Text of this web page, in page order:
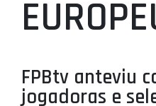
ÁREA TÉCNICA
PROJETOS
LIGA BETCLIC
FPBtv anteviu
jogadoras e